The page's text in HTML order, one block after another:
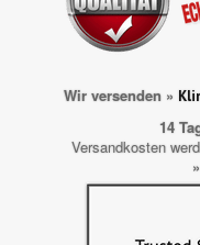
Wir versenden »
14
Versandkosten
»